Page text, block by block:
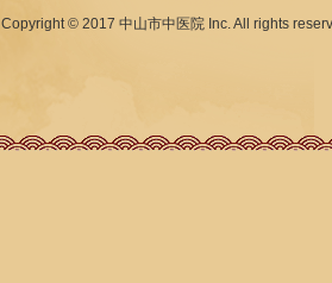
Copyright © 2017 中山市中医院 Inc. All rights